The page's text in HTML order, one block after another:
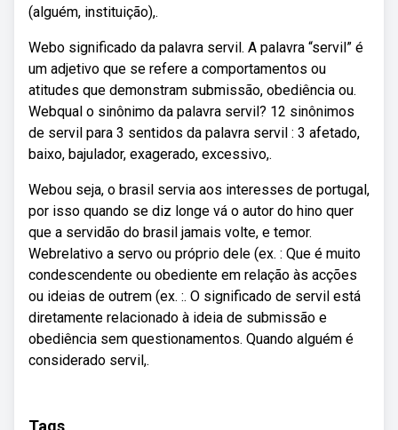
(alguém, instituição),.
Webo significado da palavra servil. A palavra “servil” é
um adjetivo que se refere a comportamentos ou
atitudes que demonstram submissão, obediência ou.
Webqual o sinônimo da palavra servil? 12 sinônimos
de servil para 3 sentidos da palavra servil : 3 afetado,
baixo, bajulador, exagerado, excessivo,.
Webou seja, o brasil servia aos interesses de portugal,
por isso quando se diz longe vá o autor do hino quer
que a servidão do brasil jamais volte, e temor.
Webrelativo a servo ou próprio dele (ex. : Que é muito
condescendente ou obediente em relação às acções
ou ideias de outrem (ex. :. O significado de servil está
diretamente relacionado à ideia de submissão e
obediência sem questionamentos. Quando alguém é
considerado servil,.
Tags